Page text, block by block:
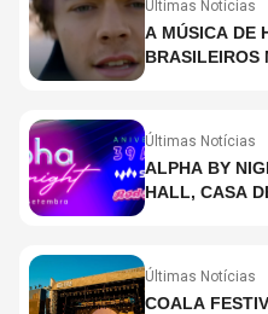
Últimas Notícias
A MÚSICA DE
BRASILEIROS
Últimas Notícias
ALPHA BY
HALL, CASA
Últimas Notícias
COALA